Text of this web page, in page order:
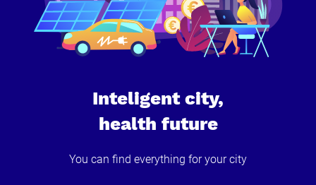
Inteligent city,
health future
You can find everything for your city